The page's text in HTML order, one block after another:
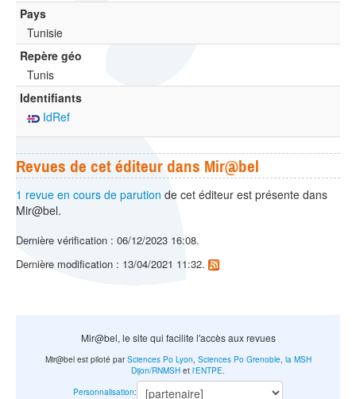
Pays
Tunisie
Repère géo
Tunis
Identifiants
IdRef
Revues de cet éditeur dans Mir@bel
1 revue en cours de parution de cet éditeur est présente dans
Mir@bel.
Dernière vérification : 06/12/2023 16:08.
Dernière modification : 13/04/2021 11:32.
Mir@bel, le site qui facilite l'accès aux revues
Mir@bel est piloté parSciences Po Lyon, Sciences Po Grenoble, la MSH
Dijon/RNMSH et l'ENTPE.
Personnalisation: